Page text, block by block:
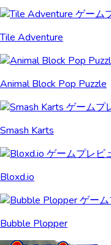
Tile Adventure
Animal Block Pop Puzzle
Smash Karts
Bloxd.io
Bubble Plopper